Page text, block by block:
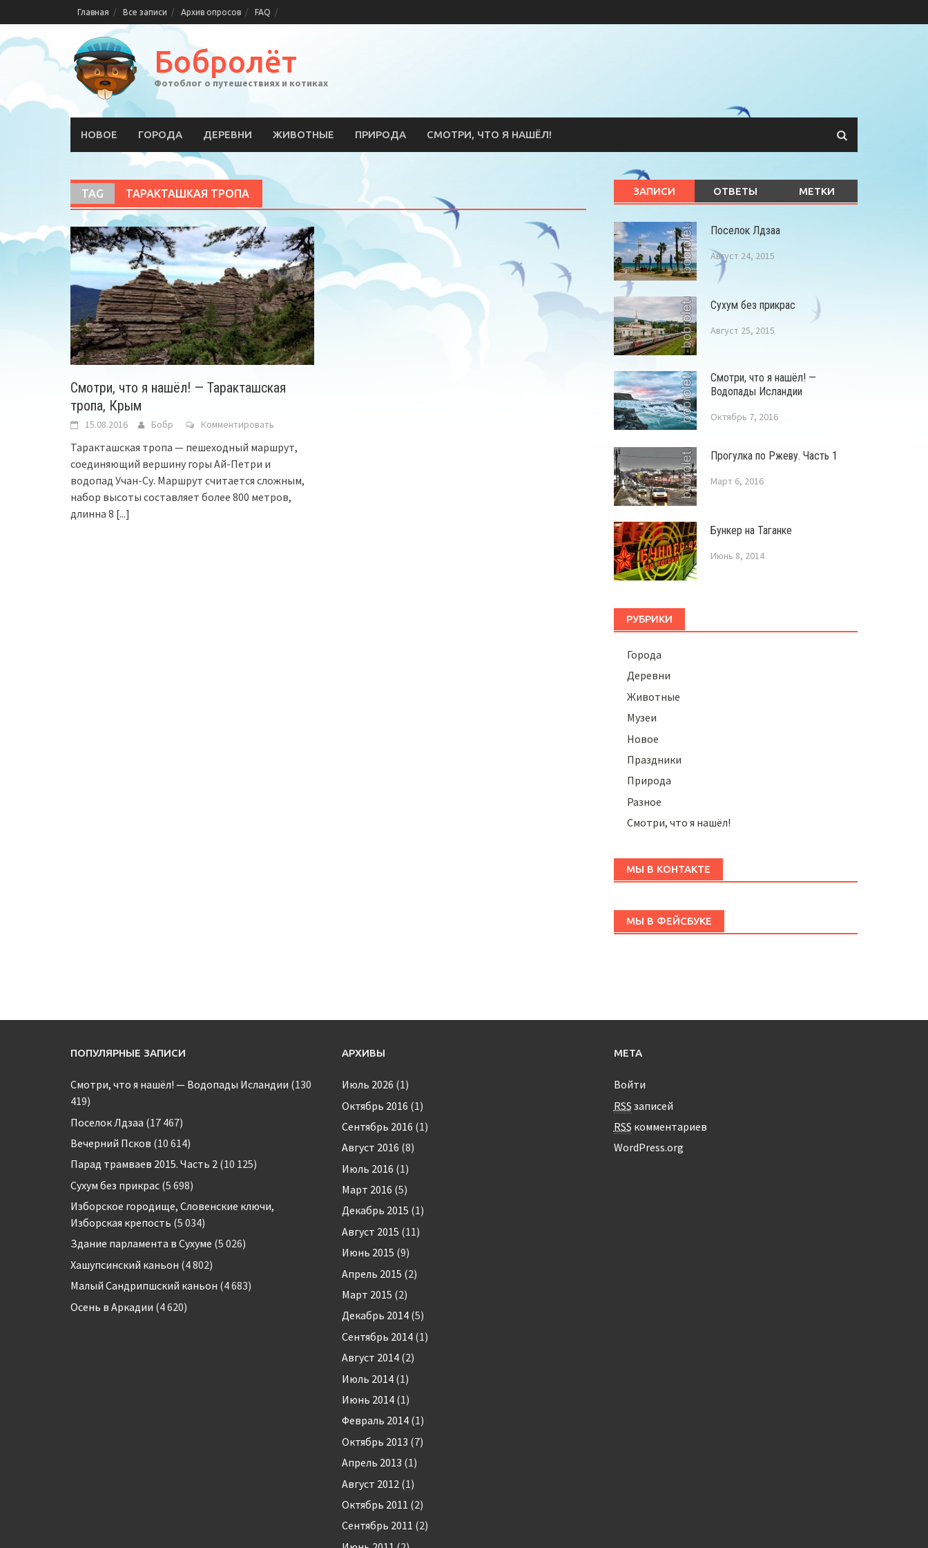
to
content
Главная Все записи Архив опросов FAQ
Бобролёт
Фотоблог о путешествиях и котиках
НОВОЕ ГОРОДА ДЕРЕВНИ ЖИВОТНЫЕ ПРИРОДА СМОТРИ, ЧТО Я НАШЁЛ!
TAG ТАРАКТАШКАЯ ТРОПА
Смотри, что я нашёл! — Таракташская
тропа, Крым
15.08.2016 Бобр Комментировать
Таракташская тропа — пешеходный маршрут,
соединяющий вершину горы Ай-Петри и
водопад Учан-Су. Маршрут считается сложным,
набор высоты составляет более 800 метров,
длинна 8 [...]
ЗАПИСИ ОТВЕТЫ МЕТКИ
Поселок Лдзаа
Август 24, 2015
Сухум без прикрас
Август 25, 2015
Смотри, что я нашёл! —
Водопады Исландии
Октябрь 7, 2016
Прогулка по Ржеву. Часть 1
Март 6, 2016
Бункер на Таганке
Июнь 8, 2014
РУБРИКИ
Города
Деревни
Животные
Музеи
Новое
Праздники
Природа
Разное
Смотри, что я нашёл!
МЫ В КОНТАКТЕ
МЫ В ФЕЙСБУКЕ
ПОПУЛЯРНЫЕ ЗАПИСИ
Смотри, что я нашёл! — Водопады Исландии (130
419)
Поселок Лдзаа (17 467)
Вечерний Псков (10 614)
Парад трамваев 2015. Часть 2 (10 125)
Сухум без прикрас (5 698)
Изборское городище, Словенские ключи,
Изборская крепость (5 034)
Здание парламента в Сухуме (5 026)
Хашупсинский каньон (4 802)
Малый Сандрипшский каньон (4 683)
Осень в Аркадии (4 620)
АРХИВЫ
Июль 2026 (1)
Октябрь 2016 (1)
Сентябрь 2016 (1)
Август 2016 (8)
Июль 2016 (1)
Март 2016 (5)
Декабрь 2015 (1)
Август 2015 (11)
Июнь 2015 (9)
Апрель 2015 (2)
Март 2015 (2)
Декабрь 2014 (5)
Сентябрь 2014 (1)
Август 2014 (2)
Июль 2014 (1)
Июнь 2014 (1)
Февраль 2014 (1)
Октябрь 2013 (7)
Апрель 2013 (1)
Август 2012 (1)
Октябрь 2011 (2)
Сентябрь 2011 (2)
МЕТА
Войти
RSS записей
RSS комментариев
WordPress.org